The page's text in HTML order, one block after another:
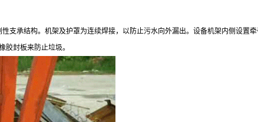
支承结构。机架及护罩为连续焊接，以防止污水向外漏出。设备机架内侧设置
封板来防止垃圾。